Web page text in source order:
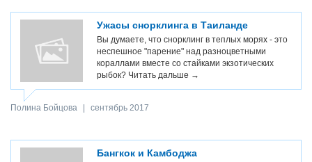
Ужасы снорклинга в Таиланде
Вы думаете, что снорклинг в теплых морях - это
неспешное "парение" над разноцветными
кораллами вместе со стайками экзотических
рыбок? Читать дальше →
Полина Бойцова сентябрь 2017
Бангкок и Камбоджа